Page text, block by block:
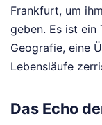
Frankfurt, um
geben. Es ist ein
Geografie, eine
Lebensläufe
Das Echo